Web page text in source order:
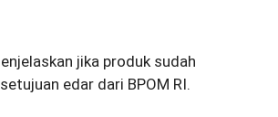
jika produk sudah
edar dari BPOM RI.